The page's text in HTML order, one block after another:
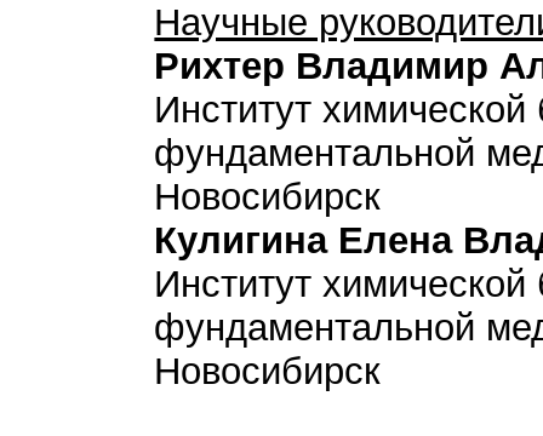
Научные
Рихтер Владимир
Институт химической
фундаментальной
Новосибирск
Кулигина Елена
Институт химической
фундаментальной
Новосибирск